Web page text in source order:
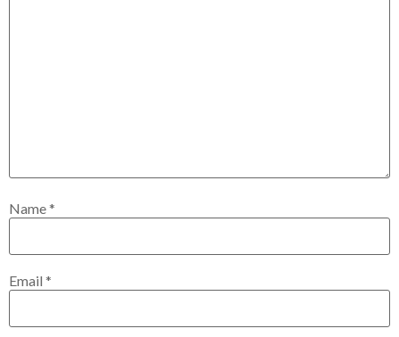
Name*
Email *